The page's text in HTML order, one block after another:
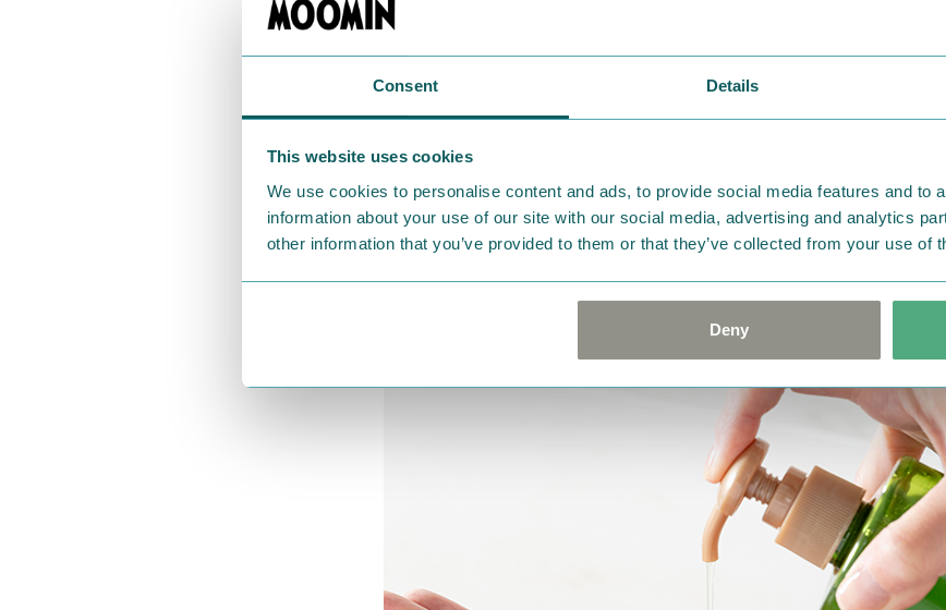
Consent Details
This website uses cookies
We use cookies to personalise content and ads, to provide social media features and to
information about your use of our site with our social media, advertising and analytics
other information that you’ve provided to them or that they’ve collected from your use of
Deny
使いやすさと心地よさを追求し、よりシンプルで効果的な美肌処方にし
ニキビ・肌荒れ予防
植物由来の薬用成分配合で、肌トラブル中などの敏感なときも安心して
す。
摩擦レスなとろみジェル
ヒアルロン酸を配合したクッション性の高いジェルで、“軽やかな使用
ンジング時の肌負担を軽減した処方です。